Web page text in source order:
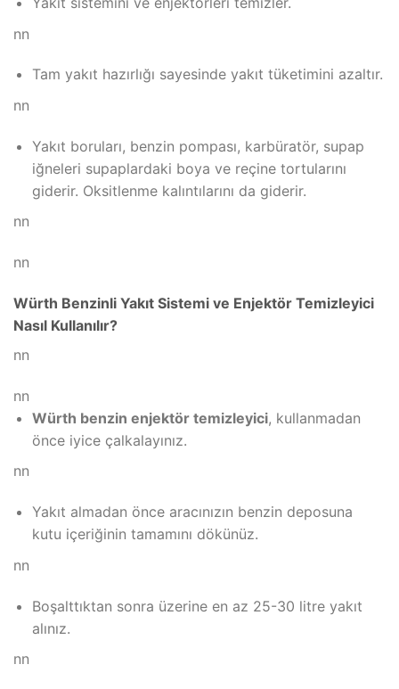
nn
Tam yakıt hazırlığı sayesinde yakıt tüketimini azaltır.
nn
Yakıt boruları, benzin pompası, karbüratör, supap
iğneleri supaplardaki boya ve reçine tortularını
giderir. Oksitlenme kalıntılarını da giderir.
nn
nn
Würth Benzinli Yakıt Sistemi ve Enjektör Temizleyici
Nasıl Kullanılır?
nn
nn
Würth benzin enjektör temizleyici, kullanmadan
önce iyice çalkalayınız.
nn
Yakıt almadan önce aracınızın benzin deposuna
kutu içeriğinin tamamını dökünüz.
nn
Boşalttıktan sonra üzerine en az 25-30 litre yakıt
alınız.
nn